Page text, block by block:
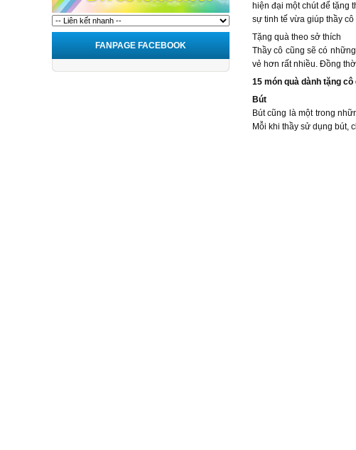
FANPAGE FACEBOOK
hiện đại một chút để tặng
sự tinh tế vừa giúp thầy
Tặng quà theo sở thích
Thầy cô cũng sẽ có
vẻ hơn rất nhiều. Đồng
15 món quà dành tặng
Bút
Bút cũng là một trong
Mỗi khi thầy sử dụng bút,